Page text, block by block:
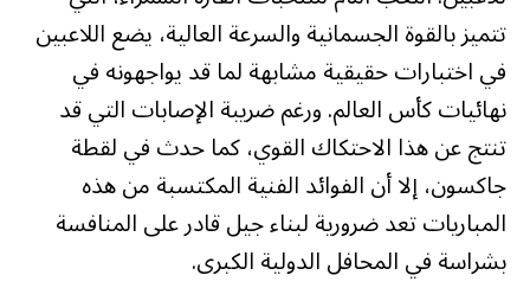
تتميز بالقوة الجسمانية والسرعة العالية، يضع اللاعبين
في اختبارات حقيقية مشابهة لما قد يواجهونه في
نهائيات كأس العالم. ورغم ضريبة الإصابات التي قد
تنتج عن هذا الاحتكاك القوي، كما حدث في لقطة
جاكسون، إلا أن الفوائد الفنية المكتسبة من هذه
المباريات تعد ضرورية لبناء جيل قادر على المنافسة
بشراسة في المحافل الدولية الكبرى.